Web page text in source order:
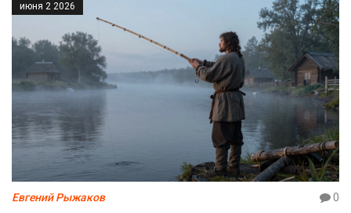
июня 2 2026
Евгений Рыжаков 0